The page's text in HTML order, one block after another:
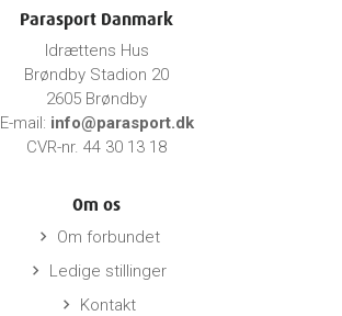
Parasport Danmark
Idrættens Hus
Brøndby Stadion 20
2605 Brøndby
E-mail: info@parasport.dk
CVR-nr. 44 30 13 18
Om os
keyboard_arrow_right Om forbundet
keyboard_arrow_right Ledige stillinger
keyboard_arrow_right Kontakt